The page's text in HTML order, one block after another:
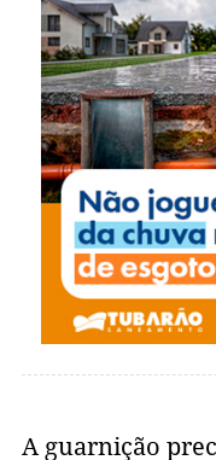
A guarnição